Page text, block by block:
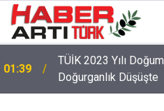
01:39
TÜİK 2023 Yılı
Doğurganlık Düşüşte